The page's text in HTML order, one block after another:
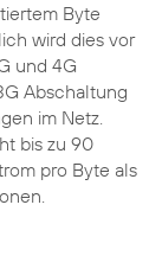
Byte
wird dies vor
und 4G
Abschaltung
im Netz.
bis zu 90
pro Byte als